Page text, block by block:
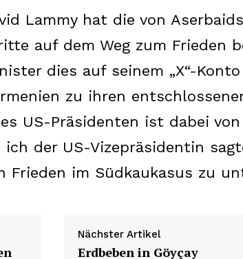
Lammy hat die von
auf dem Weg zum Frieden
dies auf seinem „X“-
zu ihren
US-Präsidenten ist dabei von
der US-Vizepräsidentin
Frieden im Südkaukasus zu
Nächster Artikel
Erdbeben in Göyçay